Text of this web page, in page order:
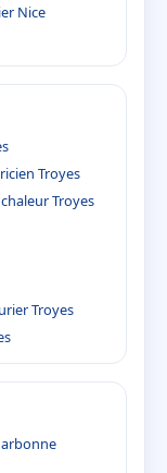
Nice
Troyes
Troyes
Troyes